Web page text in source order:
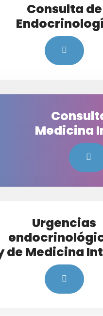
Consulta de
Medicina
Urgencias
de Medicina